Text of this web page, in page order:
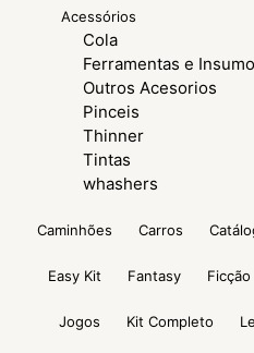
Acessórios
Cola
Ferramentas e
Outros Acesorios
Pinceis
Thinner
Tintas
whashers
Caminhões Carros
Easy Kit Fantasy Ficção
Jogos Kit Completo